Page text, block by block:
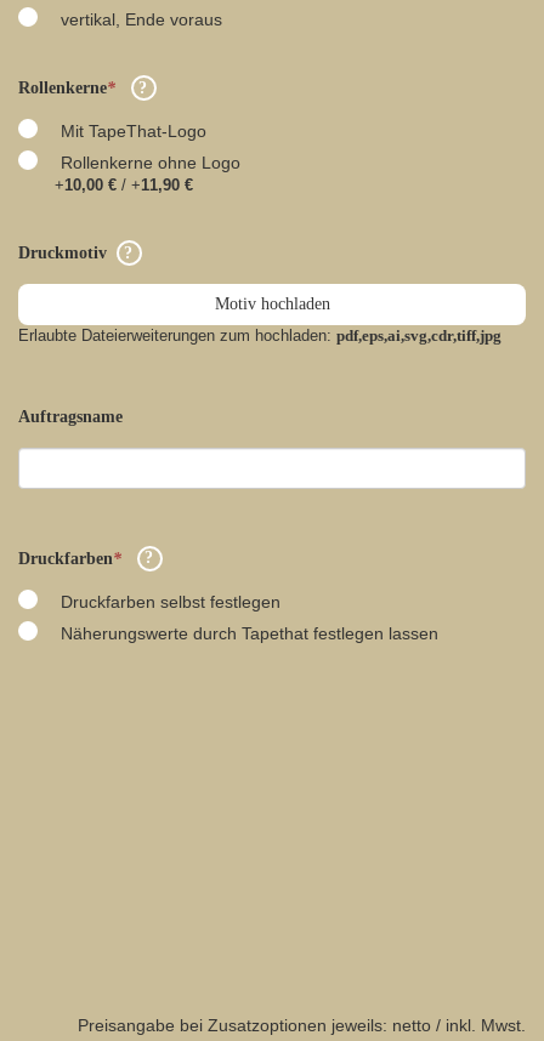
vertikal, Ende voraus
Rollenkerne*
Mit TapeThat-Logo
Rollenkerne ohne Logo
+10,00 € / +11,90 €
Druckmotiv
Motiv hochladen
Erlaubte Dateierweiterungen zum hochladen: pdf,eps,ai,svg,cdr,tiff,jpg
Auftragsname
Druckfarben*
Druckfarben selbst festlegen
Näherungswerte durch Tapethat festlegen lassen
Preisangabe bei Zusatzoptionen jeweils: netto / inkl. Mwst.